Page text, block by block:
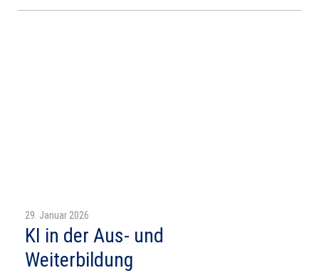
29. Januar 2026
KI in der Aus- und
Weiterbildung